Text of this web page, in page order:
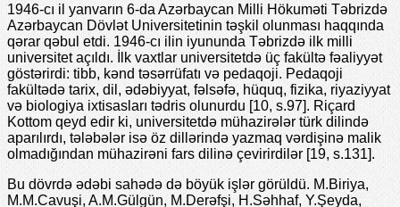
1946-cı il yanvarın 6-da Azərbaycan Milli Hökuməti Təbrizdə
Azərbaycan Dövlət Universitetinin təşkil olunması haqqında
qərar qəbul etdi. 1946-cı ilin iyununda Təbrizdə ilk milli
universitet açıldı. İlk vaxtlar universitetdə üç fakültə fəaliyyət
göstərirdi: tibb, kənd təsərrüfatı və pedaqoji. Pedaqoji
fakültədə tarix, dil, ədəbiyyat, fəlsəfə, hüquq, fizika, riyaziyyat
və biologiya ixtisasları tədris olunurdu [10, s.97]. Riçard
Kottom qeyd edir ki, universitetdə mühazirələr türk dilində
aparılırdı, tələbələr isə öz dillərində yazmaq vərdişinə malik
olmadığından mühazirəni fars dilinə çevirirdilər [19, s.131].
Bu dövrdə ədəbi sahədə də böyük işlər görüldü. M.Biriya,
M.M.Cavuşi, A.M.Gülgün, M.Derəfşi, H.Səhhaf, Y.Şeyda,